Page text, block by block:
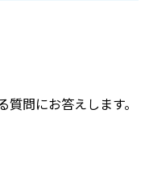
問にお答えします。